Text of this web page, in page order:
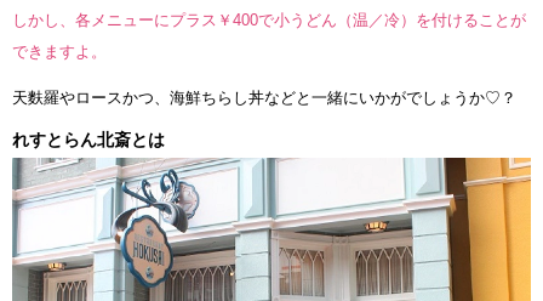
しかし、各メニューにプラス￥400で小うどん（温／冷）を付けることが
できますよ。
天麩羅やロースかつ、海鮮ちらし丼などと一緒にいかがでしょうか♡？
れすとらん北斎とは